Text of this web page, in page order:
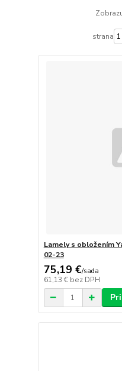
strana
Lamely s obložením
02-23
75,19 €/sada
61,13 € bez DPH